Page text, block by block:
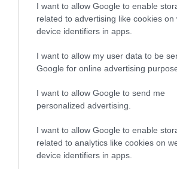
I want to allow Google to enable
related to advertising like cookies on
device identifiers in apps.
I want to allow my user data to be
Google for online advertising
I want to allow Google to send me
personalized advertising.
I want to allow Google to enable
related to analytics like cookies on
device identifiers in apps.
ΑΝΟΙΧΤΗ ΕΠΙΣΤΟΛΗ
Μητσοτάκη, N. Κακλαμάνη, K.
Πρόσφατα Άρθρα
Η νεολαία της
εδώ.
ευκαιρίες για
05/08/2026